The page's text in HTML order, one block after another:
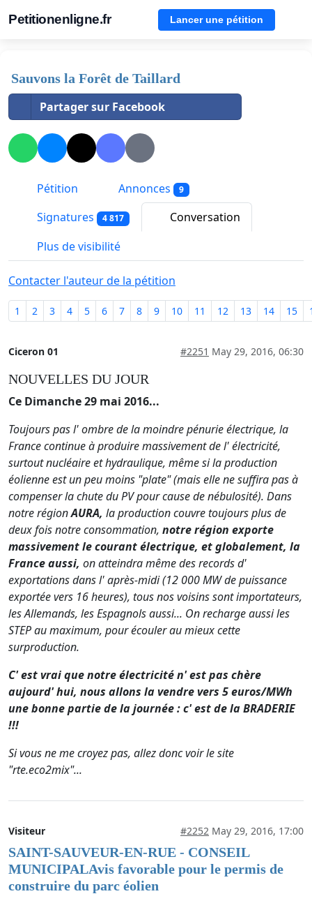
Petitionenligne.fr Lancer une pétition
Sauvons la Forêt de Taillard
Partager sur Facebook
Pétition Annonces 9
Signatures 4 817
Conversation
Plus de visibilité
Contacter l'auteur de la pétition
1 2 3 4 5 6 7 8 9 10 11 12 13 14 15
Ciceron 01 #2251 May 29, 2016, 06:30
NOUVELLES DU JOUR
Ce Dimanche 29 mai 2016...
Toujours pas l' ombre de la moindre pénurie électrique, la
France continue à produire massivement de l' électricité,
surtout nucléaire et hydraulique, même si la production
éolienne est un peu moins "plate" (mais elle ne suffira pas à
compenser la chute du PV pour cause de nébulosité). Dans
notre régionAURA, la production couvre toujours plus de
deux fois notre consommation, notre région exporte
massivement le courant électrique, et globalement, la
France aussi, on atteindra même des records d'
exportations dans l' après-midi (12 000 MW de puissance
exportée vers 16 heures), tous nos voisins sont importateurs,
les Allemands, les Espagnols aussi... On recharge aussi les
STEP au maximum, pour écouler au mieux cette
surproduction.
C' est vrai que notre électricité n' est pas chère
aujourd' hui, nous allons la vendre vers 5 euros/MWh
une bonne partie de la journée : c' est de la BRADERIE
!!!
Si vous ne me croyez pas, allez donc voir le site
"rte.eco2mix"...
Visiteur #2252 May 29, 2016, 17:00
SAINT-SAUVEUR-EN-RUE - CONSEIL
MUNICIPALAvis favorable pour le permis de
construire du parc éolien